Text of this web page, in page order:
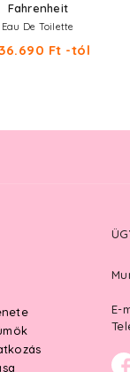
Fahrenheit
Eau De Toilette
36.690 Ft -tól
E-